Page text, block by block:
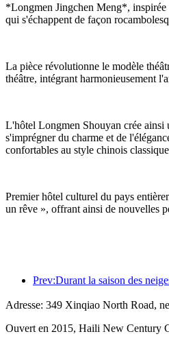
*Longmen Jingchen Meng*, inspirée
qui s'échappent de façon
La pièce révolutionne le modèle
théâtre, intégrant harmonieusement
L'hôtel Longmen Shouyan crée ainsi
s'imprégner du charme et de
confortables au style chinois
Premier hôtel culturel du pays
un rêve », offrant ainsi de nouvelles
Adresse: 349 Xinqiao North Road,
Ouvert en 2015, Haili New Century